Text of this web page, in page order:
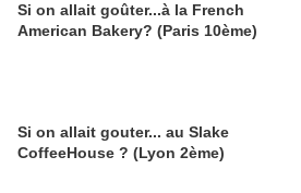
Si on allait goûter...à la French
American Bakery? (Paris 10ème)
Si on allait gouter... au Slake
CoffeeHouse ? (Lyon 2ème)